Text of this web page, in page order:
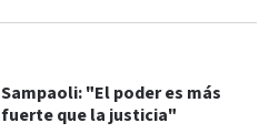
Sampaoli: "El poder es más
fuerte que la justicia"